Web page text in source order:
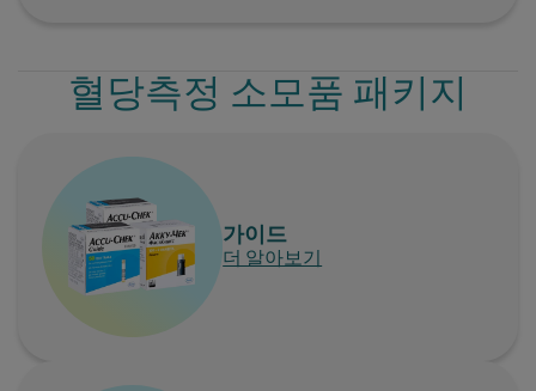
혈당측정 소모품 패키지
가이드
더 알아보기